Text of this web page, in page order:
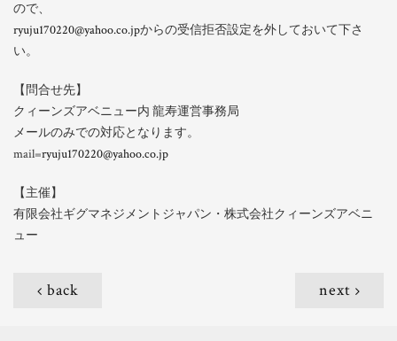
ので、
ryuju170220@yahoo.co.jpからの受信拒否設定を外しておいて下さ
い。
【問合せ先】
クィーンズアベニュー内 龍寿運営事務局
メールのみでの対応となります。
mail=ryuju170220@yahoo.co.jp
【主催】
有限会社ギグマネジメントジャパン・株式会社クィーンズアベニ
ュー
back next